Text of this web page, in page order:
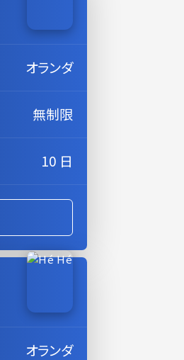
オランダ
無制限
10 日
オランダ